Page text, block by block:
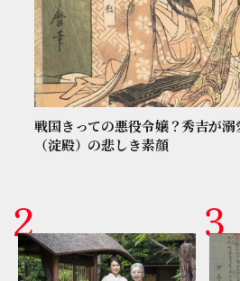
戦国きっての悪役令嬢？秀吉が
（淀殿）の悲しき素顔